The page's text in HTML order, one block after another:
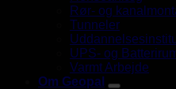
Rør- og
Tunneler
UPS- og
Varmt Arbejde
Om Geopal